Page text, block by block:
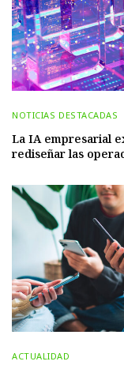
NOTICIAS DESTACADAS
La IA empresarial
rediseñar las
ACTUALIDAD